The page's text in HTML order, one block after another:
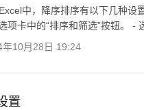
中，降序排序有以下几种设
项卡中的“排序和筛选”按钮。 -
年10月28日 19:24
置